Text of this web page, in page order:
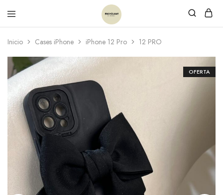
Inicio Cases iPhone iPhone 12 Pro 12 PRO
OFERTA